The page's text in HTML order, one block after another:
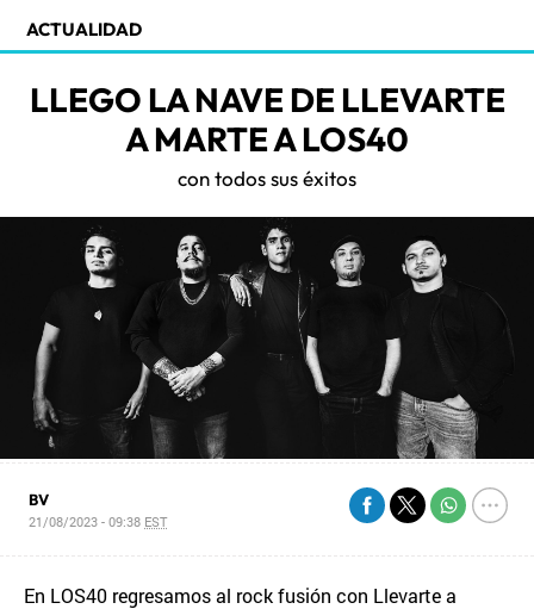
ACTUALIDAD
LLEGO LA NAVE DE LLEVARTE
A MARTE A LOS40
con todos sus éxitos
BV
21/08/2023 - 09:38 EST
En LOS40 regresamos al rock fusión con Llevarte a